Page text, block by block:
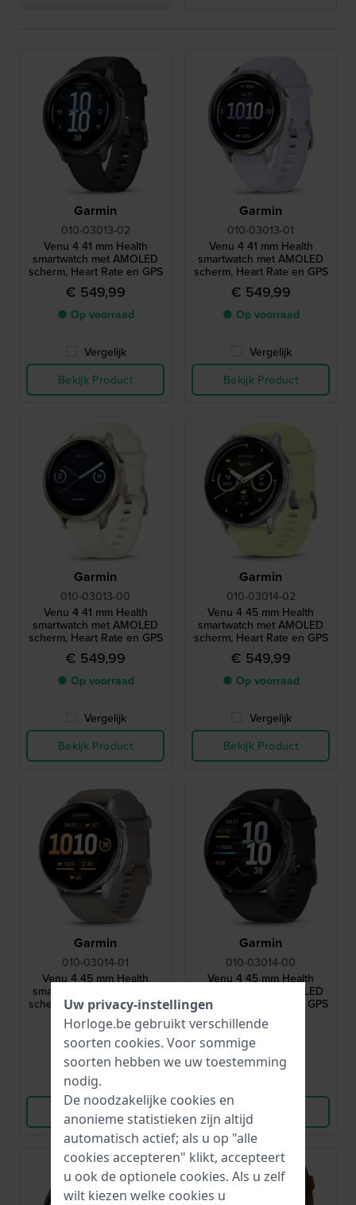
Garmin
010-03013-02
Venu 4 41 mm Health
smartwatch met AMOLED
scherm, Heart Rate en GPS
€ 549,99
● Op voorraad
Vergelijk
Bekijk Product
Garmin
010-03013-01
Venu 4 41 mm Health
smartwatch met AMOLED
scherm, Heart Rate en GPS
€ 549,99
● Op voorraad
Vergelijk
Bekijk Product
Garmin
010-03013-00
Venu 4 41 mm Health
smartwatch met AMOLED
scherm, Heart Rate en GPS
€ 549,99
● Op voorraad
Vergelijk
Bekijk Product
Garmin
010-03014-02
Venu 4 45 mm Health
smartwatch met AMOLED
scherm, Heart Rate en GPS
€ 549,99
● Op voorraad
Vergelijk
Bekijk Product
Garmin
010-03014-01
Venu 4 45 mm Health
smartwatch met AMOLED
scherm, Heart Rate en GPS
€ 549,99
● Op voorraad
Vergelijk
Bekijk Product
Garmin
010-03014-00
Venu 4 45 mm Health
smartwatch met AMOLED
scherm, Heart Rate en GPS
€ 549,99
● Op voorraad
Bekijk Product
-25%
Uw privacy-instellingen
Horloge.be gebruikt verschillende
soorten cookies. Voor sommige
soorten hebben we uw toestemming
nodig.
De noodzakelijke cookies en
anonieme statistieken zijn altijd
automatisch actief; als u op "alle
cookies accepteren" klikt, accepteert
u ook de optionele cookies. Als u zelf
wilt kiezen welke cookies u